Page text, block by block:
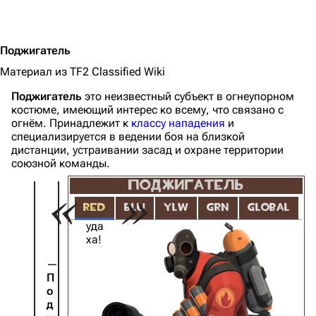
Поджигатель
Материал из TF2 Classified Wiki
Поджигатель это неизвестный субъект в огнеупорном
костюме, имеющий интерес ко всему, что связано с
огнём. Принадлежит к классу нападения и
специализируется в ведении боя на близкой
дистанции, устраивании засад и охране территории
союзной команды.
ПОДЖИГАТЕЛЬ
RED BLU YLW GRN GLOBAL
Худа
уда
ха!
П
о
д